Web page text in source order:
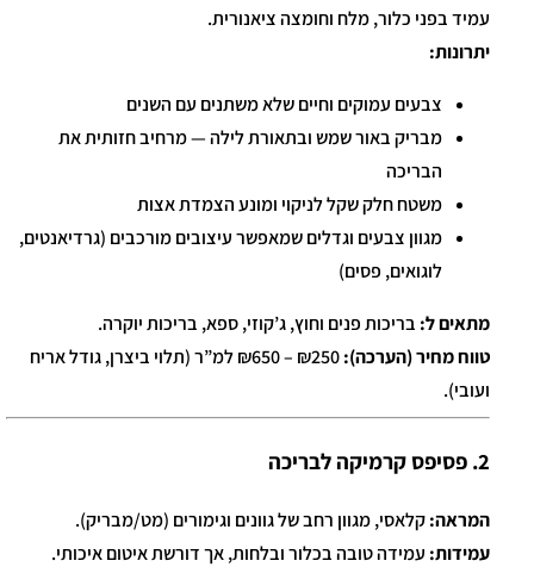
עמיד בפני כלור, מלח וחומצה ציאנורית.
יתרונות:
צבעים עמוקים וחיים שלא משתנים עם השנים
מבריק באור שמש ובתאורת לילה — מרחיב חזותית את
הבריכה
משטח חלק שקל לניקוי ומונע הצמדת אצות
מגוון צבעים וגדלים שמאפשר עיצובים מורכבים (גרדיאנטים,
לוגואים, פסים)
מתאים ל: בריכות פנים וחוץ, ג’קוזי, ספא, בריכות יוקרה.
טווח מחיר (הערכה):
₪250 – ₪650 למ”ר (תלוי ביצרן, גודל אריח
ועובי).
2. פסיפס קרמיקה לבריכה
המראה:קלאסי, מגוון רחב של גוונים וגימורים (מט/מבריק).
עמידות: עמידה טובה בכלור ובלחות, אך דורשת איטום איכותי.